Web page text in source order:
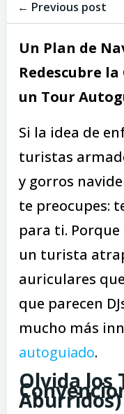
de
entradas
← Previous post
Un Plan de
Redescubre
un Tour
Si la idea de
turistas
y gorros
te preocupes:
para ti.
un turista
auriculares
que parecen
mucho más
autoguiado.
Olvida los
Aburridos)